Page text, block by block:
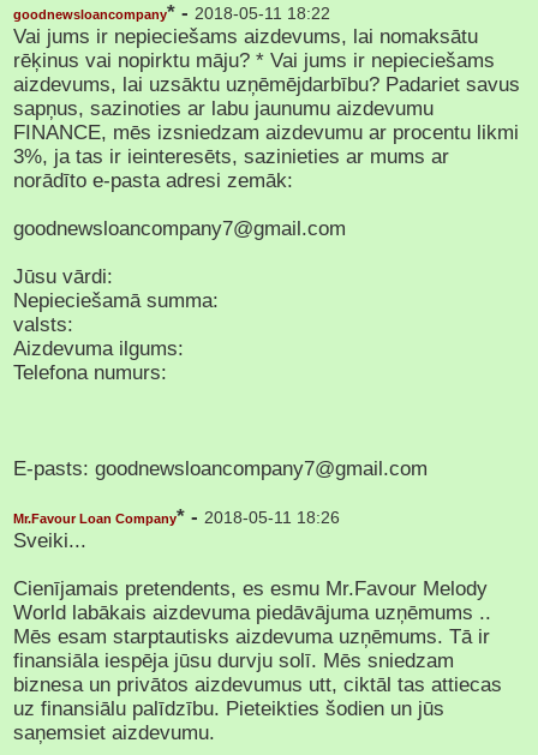
goodnewsloancompany* - 2018-05-11 18:22
Vai jums ir nepieciešams aizdevums, lai nomaksātu
rēķinus vai nopirktu māju? * Vai jums ir nepieciešams
aizdevums, lai uzsāktu uzņēmējdarbību? Padariet savus
sapņus, sazinoties ar labu jaunumu aizdevumu
FINANCE, mēs izsniedzam aizdevumu ar procentu likmi
3%, ja tas ir ieinteresēts, sazinieties ar mums ar
norādīto e-pasta adresi zemāk:
goodnewsloancompany7@gmail.com
Jūsu vārdi:
Nepieciešamā summa:
valsts:
Aizdevuma ilgums:
Telefona numurs:
E-pasts: goodnewsloancompany7@gmail.com
Mr.Favour Loan Company* - 2018-05-11 18:26
Sveiki...
Cienījamais pretendents, es esmu Mr.Favour Melody
World labākais aizdevuma piedāvājuma uzņēmums ..
Mēs esam starptautisks aizdevuma uzņēmums. Tā ir
finansiāla iespēja jūsu durvju solī. Mēs sniedzam
biznesa un privātos aizdevumus utt, ciktāl tas attiecas
uz finansiālu palīdzību. Pieteikties šodien un jūs
saņemsiet aizdevumu.